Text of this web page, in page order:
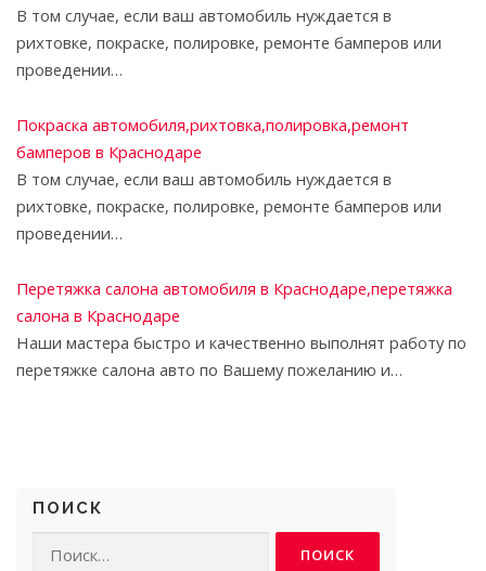
В том случае, если ваш автомобиль нуждается в
рихтовке, покраске, полировке, ремонте бамперов или
проведении…
Покраска автомобиля,рихтовка,полировка,ремонт
бамперов в Краснодаре
В том случае, если ваш автомобиль нуждается в
рихтовке, покраске, полировке, ремонте бамперов или
проведении…
Перетяжка салона автомобиля в Краснодаре,перетяжка
салона в Краснодаре
Наши мастера быстро и качественно выполнят работу по
перетяжке салона авто по Вашему пожеланию и…
ПОИСК